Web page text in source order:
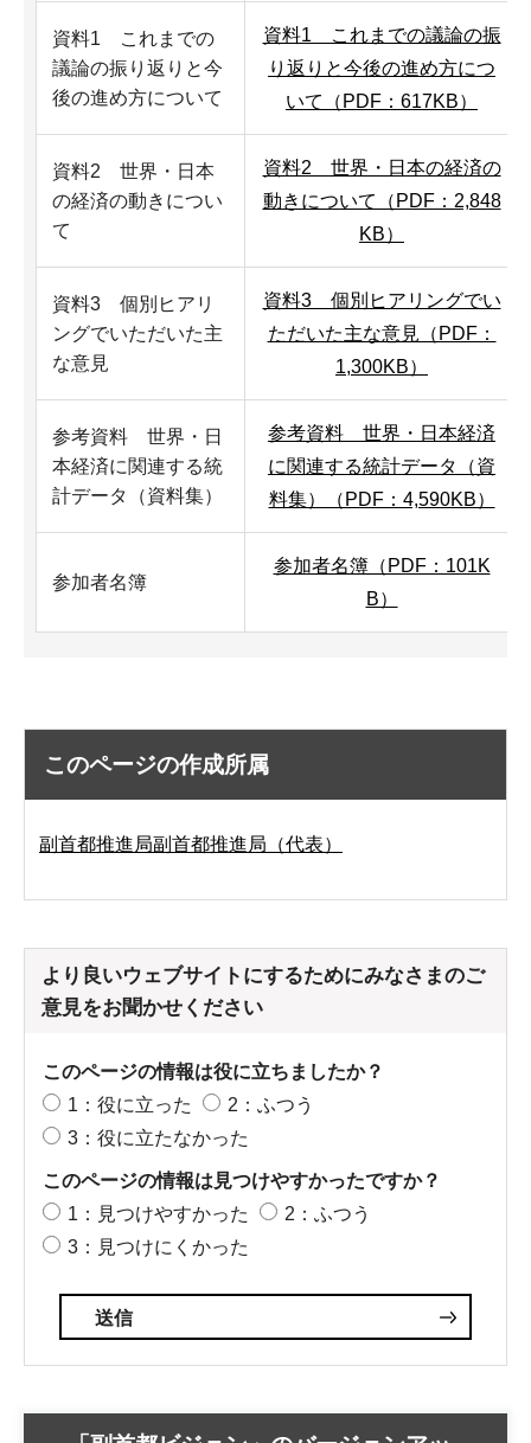
資料1 これまでの
議論の振り返りと今
後の進め方について
資料1 これまでの議論の振
り返りと今後の進め方につ
いて（PDF：617KB）
資料2 世界・日本
の経済の動きについ
て
資料2 世界・日本の経済の
動きについて（PDF：2,848
KB）
資料3 個別ヒアリ
ングでいただいた主
な意見
資料3 個別ヒアリングでい
ただいた主な意見（PDF：
1,300KB）
参考資料 世界・日
本経済に関連する統
計データ（資料集）
参考資料 世界・日本経済
に関連する統計データ（資
料集）（PDF：4,590KB）
参加者名簿
参加者名簿（PDF：101K
B）
このページの作成所属
副首都推進局副首都推進局（代表）
より良いウェブサイトにするためにみなさまのご
意見をお聞かせください
このページの情報は役に立ちましたか？
1：役に立った
2：ふつう
3：役に立たなかった
このページの情報は見つけやすかったですか？
1：見つけやすかった
2：ふつう
3：見つけにくかった